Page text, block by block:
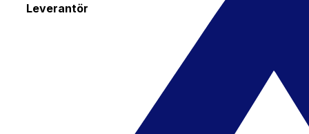
Leverantör